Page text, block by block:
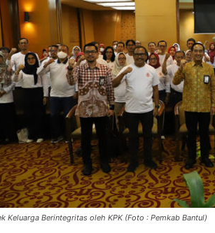
Keluarga Berintegritas oleh KPK (Foto : Pemkab Bantul)